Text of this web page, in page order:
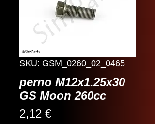
SKU: GSM_0260_02_0465
perno M12x1.25x30
GS Moon 260cc
2,12 €Precio